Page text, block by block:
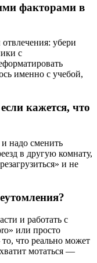
факторами в
убери
с
именно с учебой,
кажется, что
и надо сменить
в другую комнату,
и не
и работать с
или просто
что реально может
мотаться —